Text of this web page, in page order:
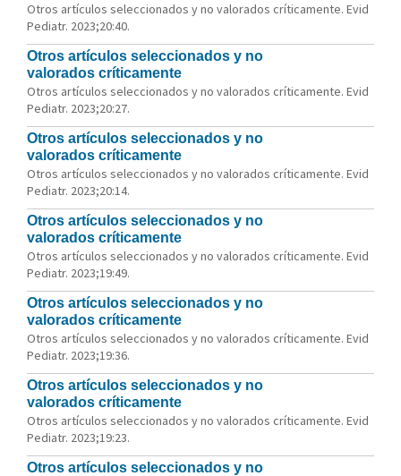
Otros artículos seleccionados y no valorados críticamente. Evid
Pediatr. 2023;20:40.
Otros artículos seleccionados y no
valorados críticamente
Otros artículos seleccionados y no valorados críticamente. Evid
Pediatr. 2023;20:27.
Otros artículos seleccionados y no
valorados críticamente
Otros artículos seleccionados y no valorados críticamente. Evid
Pediatr. 2023;20:14.
Otros artículos seleccionados y no
valorados críticamente
Otros artículos seleccionados y no valorados críticamente. Evid
Pediatr. 2023;19:49.
Otros artículos seleccionados y no
valorados críticamente
Otros artículos seleccionados y no valorados críticamente. Evid
Pediatr. 2023;19:36.
Otros artículos seleccionados y no
valorados críticamente
Otros artículos seleccionados y no valorados críticamente. Evid
Pediatr. 2023;19:23.
Otros artículos seleccionados y no